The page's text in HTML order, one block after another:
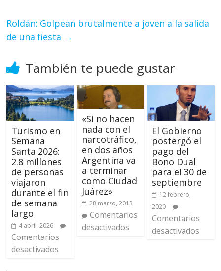
Roldán: Golpean brutalmente a joven a la salida
de una fiesta →
También te puede gustar
Turismo en
Semana
Santa 2026:
2.8 millones
de personas
viajaron
durante el fin
de semana
largo
4 abril, 2026
Comentarios
desactivados
«Si no hacen
nada con el
narcotráfico,
en dos años
Argentina va
a terminar
como Ciudad
Juárez»
28 marzo, 2013
Comentarios
desactivados
El Gobierno
postergó el
pago del
Bono Dual
para el 30 de
septiembre
12 febrero,
2020
Comentarios
desactivados